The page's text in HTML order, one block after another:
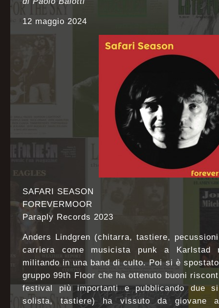
12 maggio 2024
SAFARI SEASON
FOREVERMOOR
Paraply Records 2023
Anders Lindgren (chitarra, tastiere,
carriera come musicista punk a Karlstad
militando in una band di culto. Poi si è
gruppo 99th Floor che ha ottenuto buoni
festival più importanti e pubblicando due
solista, tastiere) ha vissuto da giovane